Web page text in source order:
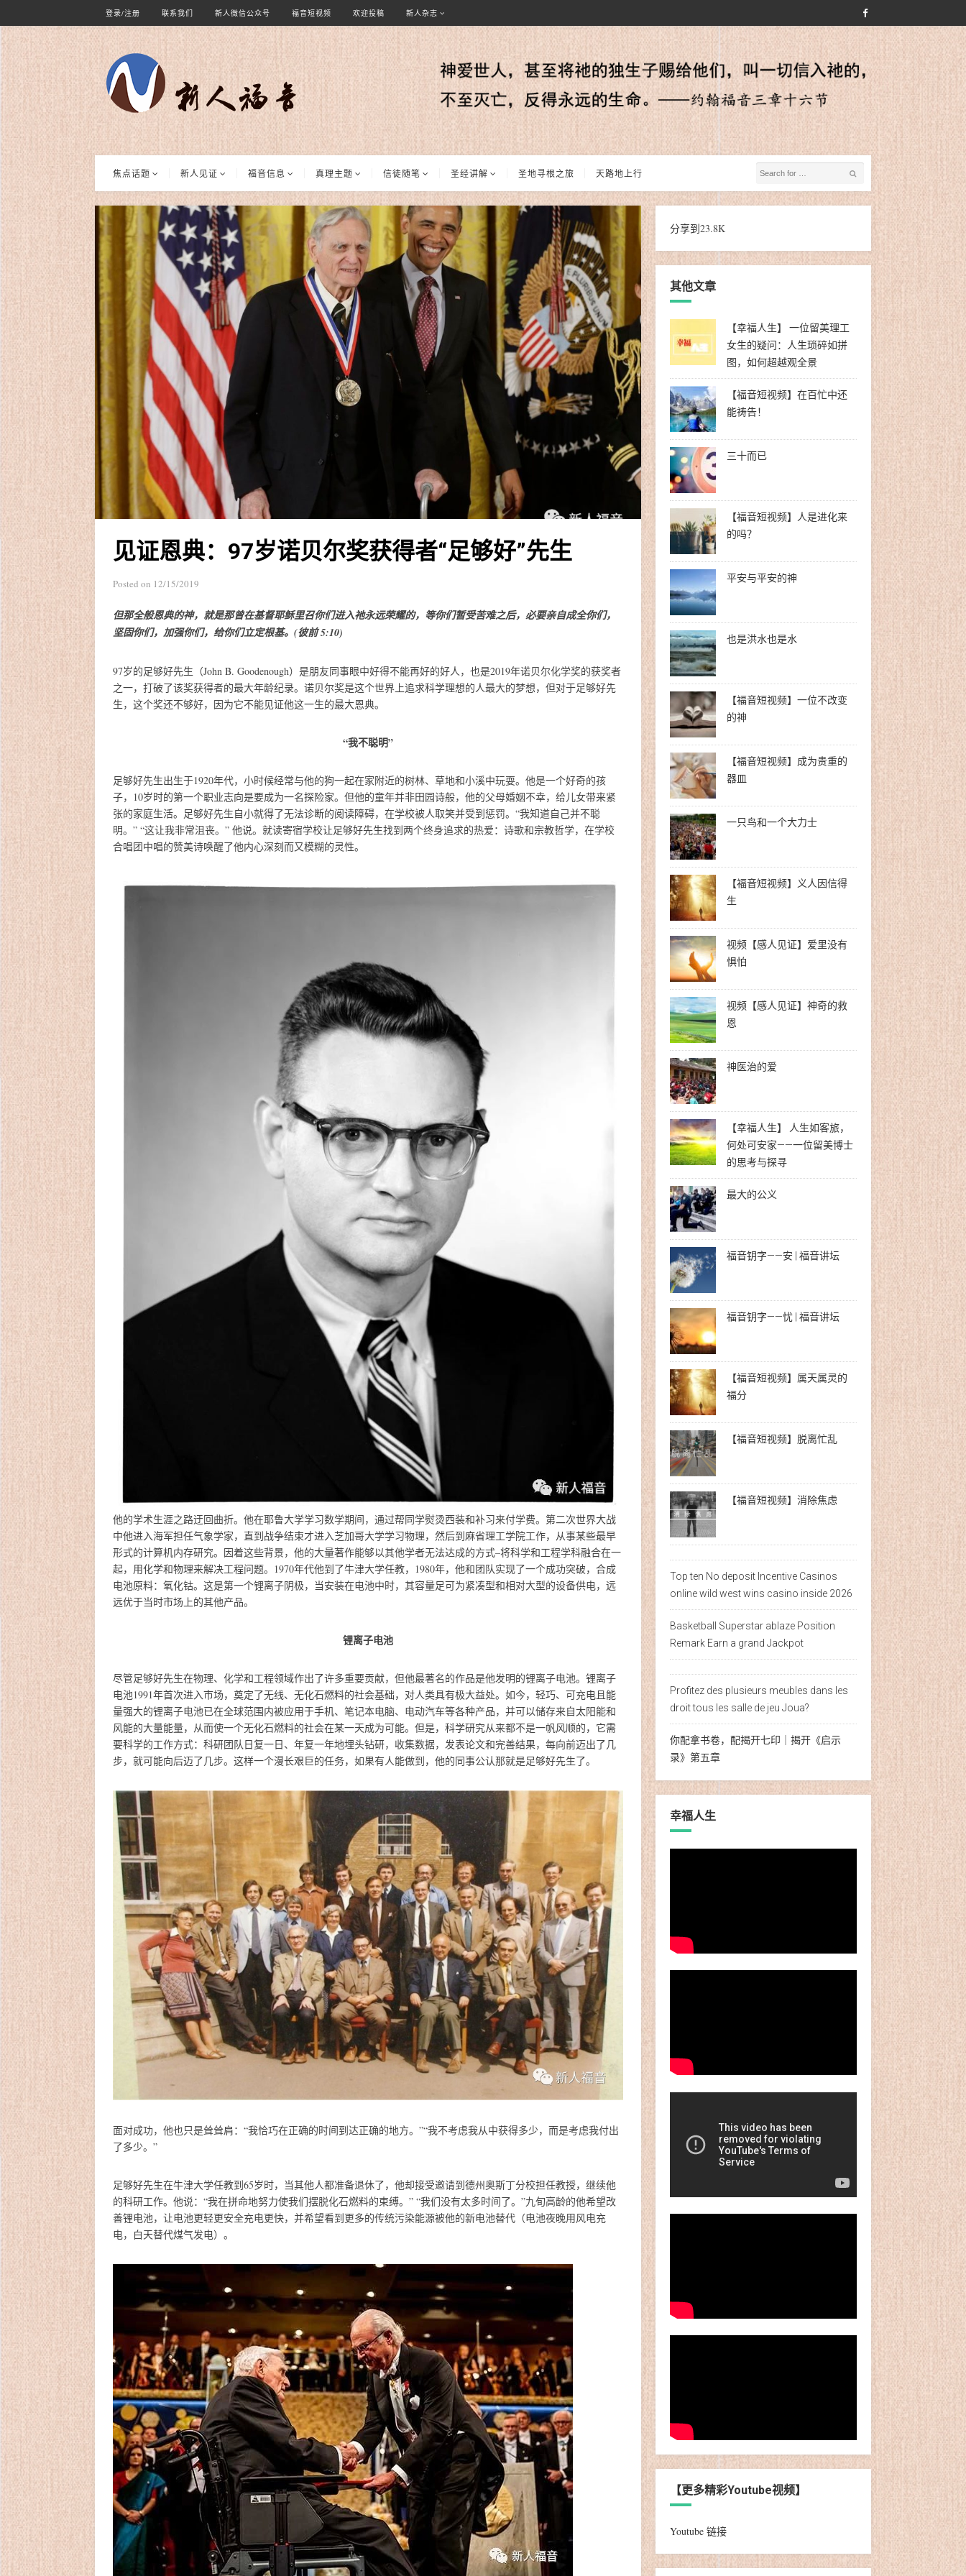
登录/注册 联系我们 新人微信公众号 福音短视频 欢迎投稿 新人杂志
焦点话题 新人见证 福音信息 真理主题 信徒随笔 圣经讲解 圣地寻根之旅 天路地上行
见证恩典：97岁诺贝尔奖获得者“足够好”先生
Posted on 12/15/2019
但那全般恩典的神，就是那曾在基督耶稣里召你们进入祂永远荣耀的，等你们暂受苦难之后，必要亲自成全你们，
坚固你们，加强你们，给你们立定根基。 (彼前 5:10)
97岁的足够好先生（John B. Goodenough）是朋友同事眼中好得不能再好的好人，也是2019年诺贝尔化学奖的获奖者
之一，打破了该奖获得者的最大年龄纪录。诺贝尔奖是这个世界上追求科学理想的人最大的梦想，但对于足够好先
生，这个奖还不够好，因为它不能见证他这一生的最大恩典。
“我不聪明”
足够好先生出生于1920年代，小时候经常与他的狗一起在家附近的树林、草地和小溪中玩耍。他是一个好奇的孩
子，10岁时的第一个职业志向是要成为一名探险家。但他的童年并非田园诗般，他的父母婚姻不幸，给儿女带来紧
张的家庭生活。足够好先生自小就得了无法诊断的阅读障碍，在学校被人取笑并受到惩罚。“我知道自己并不聪
明。” “这让我非常沮丧。” 他说。就读寄宿学校让足够好先生找到两个终身追求的热爱：诗歌和宗教哲学，在学校
合唱团中唱的赞美诗唤醒了他内心深刻而又模糊的灵性。
他的学术生涯之路迂回曲折。他在耶鲁大学学习数学期间，通过帮同学熨烫西装和补习来付学费。第二次世界大战
中他进入海军担任气象学家，直到战争结束才进入芝加哥大学学习物理，然后到麻省理工学院工作，从事某些最早
形式的计算机内存研究。因着这些背景，他的大量著作能够以其他学者无法达成的方式–将科学和工程学科融合在一
起，用化学和物理来解决工程问题。1970年代他到了牛津大学任教，1980年，他和团队实现了一个成功突破，合成
电池原料：氧化钴。这是第一个锂离子阴极，当安装在电池中时，其容量足可为紧凑型和相对大型的设备供电，远
远优于当时市场上的其他产品。
锂离子电池
尽管足够好先生在物理、化学和工程领域作出了许多重要贡献，但他最著名的作品是他发明的锂离子电池。锂离子
电池1991年首次进入市场，奠定了无线、无化石燃料的社会基础，对人类具有极大益处。如今，轻巧、可充电且能
量强大的锂离子电池已在全球范围内被应用于手机、笔记本电脑、电动汽车等各种产品，并可以储存来自太阳能和
风能的大量能量，从而使一个无化石燃料的社会在某一天成为可能。但是，科学研究从来都不是一帆风顺的，它需
要科学的工作方式：科研团队日复一日、年复一年地埋头钻研，收集数据，发表论文和完善结果，每向前迈出了几
步，就可能向后迈了几步。这样一个漫长艰巨的任务，如果有人能做到，他的同事公认那就是足够好先生了。
面对成功，他也只是耸耸肩：“我恰巧在正确的时间到达正确的地方。”“我不考虑我从中获得多少，而是考虑我付出
了多少。”
足够好先生在牛津大学任教到65岁时，当其他人都准备退休了，他却接受邀请到德州奥斯丁分校担任教授，继续他
的科研工作。他说：“我在拼命地努力使我们摆脱化石燃料的束缚。” “我们没有太多时间了。”九旬高龄的他希望改
善锂电池，让电池更轻更安全充电更快，并希望看到更多的传统污染能源被他的新电池替代（电池夜晚用风电充
电，白天替代煤气发电）。
分享到23.8K
其他文章
【幸福人生】 一位留美理工
女生的疑问：人生琐碎如拼
图，如何超越观全景
【福音短视频】在百忙中还
能祷告！
三十而已
【福音短视频】人是进化来
的吗？
平安与平安的神
也是洪水也是水
【福音短视频】一位不改变
的神
【福音短视频】成为贵重的
器皿
一只鸟和一个大力士
【福音短视频】义人因信得
生
视频【感人见证】爱里没有
惧怕
视频【感人见证】神奇的救
恩
神医治的爱
【幸福人生】 人生如客旅，
何处可安家——一位留美博士
的思考与探寻
最大的公义
福音钥字——安 | 福音讲坛
福音钥字——忧 | 福音讲坛
【福音短视频】属天属灵的
福分
【福音短视频】脱离忙乱
【福音短视频】消除焦虑
Top ten No deposit Incentive Casinos
online wild west wins casino inside 2026
Basketball Superstar ablaze Position
Remark Earn a grand Jackpot
Profitez des plusieurs meubles dans les
droit tous les salle de jeu Joua?
你配拿书卷，配揭开七印｜揭开《启示
录》第五章
幸福人生
【更多精彩Youtube视频】
Youtube 链接